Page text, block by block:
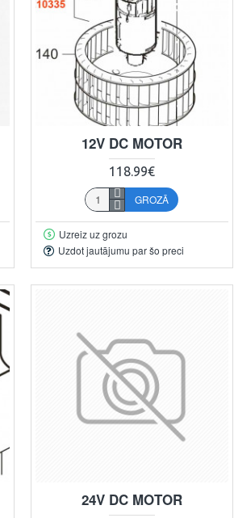
12V DC MOTOR
118.99€
GROZĀ
Uzreiz uz grozu
Uzdot jautājumu par šo preci
24V DC MOTOR